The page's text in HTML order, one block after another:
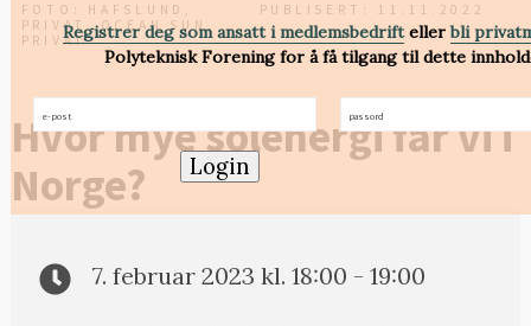
Registrer deg som ansatt i medlemsbedriftellerbli
Polyteknisk Forening for å få tilgang til dette
post(Påkrevd)
passord
Login
FOTO: HAFSLUND,
PRIVAT, OCEAN SUN,
PRIVAT
PUBLISERT: 11.11.2022
Hvor mye solenergi får vi i
Norge?
7. februar 2023 kl. 18:00 - 19:00